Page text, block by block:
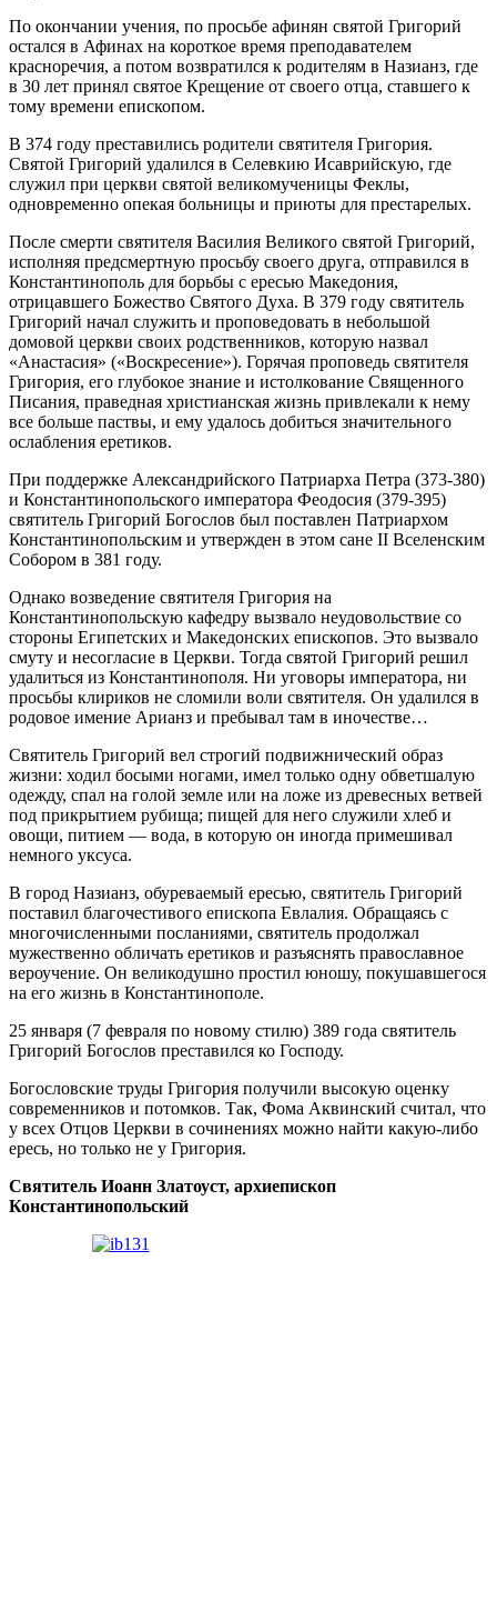
По окончании учения, по просьбе афинян святой Григорий
остался в Афинах на короткое время преподавателем
красноречия, а потом возвратился к родителям в Назианз, где
в 30 лет принял святое Крещение от своего отца, ставшего к
тому времени епископом.
В 374 году преставились родители святителя Григория.
Святой Григорий удалился в Селевкию Исаврийскую, где
служил при церкви святой великомученицы Феклы,
одновременно опекая больницы и приюты для престарелых.
После смерти святителя Василия Великого святой Григорий,
исполняя предсмертную просьбу своего друга, отправился в
Константинополь для борьбы с ересью Македония,
отрицавшего Божество Святого Духа. В 379 году святитель
Григорий начал служить и проповедовать в небольшой
домовой церкви своих родственников, которую назвал
«Анастасия» («Воскресение»). Горячая проповедь святителя
Григория, его глубокое знание и истолкование Священного
Писания, праведная христианская жизнь привлекали к нему
все больше паствы, и ему удалось добиться значительного
ослабления еретиков.
При поддержке Александрийского Патриарха Петра (373-380)
и Константинопольского императора Феодосия (379-395)
святитель Григорий Богослов был поставлен Патриархом
Константинопольским и утвержден в этом сане II Вселенским
Собором в 381 году.
Однако возведение святителя Григория на
Константинопольскую кафедру вызвало неудовольствие со
стороны Египетских и Македонских епископов. Это вызвало
смуту и несогласие в Церкви. Тогда святой Григорий решил
удалиться из Константинополя. Ни уговоры императора, ни
просьбы клириков не сломили воли святителя. Он удалился в
родовое имение Арианз и пребывал там в иночестве…
Святитель Григорий вел строгий подвижнический образ
жизни: ходил босыми ногами, имел только одну обветшалую
одежду, спал на голой земле или на ложе из древесных ветвей
под прикрытием рубища; пищей для него служили хлеб и
овощи, питием — вода, в которую он иногда примешивал
немного уксуса.
В город Назианз, обуреваемый ересью, святитель Григорий
поставил благочестивого епископа Евлалия. Обращаясь с
многочисленными посланиями, святитель продолжал
мужественно обличать еретиков и разъяснять православное
вероучение. Он великодушно простил юношу, покушавшегося
на его жизнь в Константинополе.
25 января (7 февраля по новому стилю) 389 года святитель
Григорий Богослов преставился ко Господу.
Богословские труды Григория получили высокую оценку
современников и потомков. Так, Фома Аквинский считал, что
у всех Отцов Церкви в сочинениях можно найти какую-либо
ересь, но только не у Григория.
Святитель Иоанн Златоуст, архиепископ
Константинопольский